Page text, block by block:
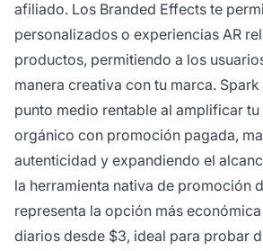
afiliado. Los Branded Effects te
personalizados o experiencias AR
productos, permitiendo a los
manera creativa con tu marca.
punto medio rentable al amplificar
orgánico con promoción pagada,
autenticidad y expandiendo el
la herramienta nativa de promoción
representa la opción más
diarios desde $3, ideal para probar